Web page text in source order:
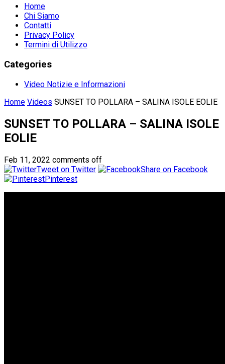
Home
Chi Siamo
Contatti
Privacy Policy
Termini di Utilizzo
Categories
Video Notizie e Informazioni
Home Videos SUNSET TO POLLARA – SALINA ISOLE EOLIE
SUNSET TO POLLARA – SALINA ISOLE
EOLIE
Feb 11, 2022 comments off
Tweet on Twitter
Share on Facebook
Pinterest